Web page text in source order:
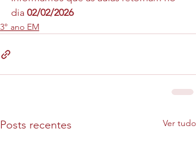
dia 02/02/2026
3° ano EM
Posts recentes Ver tudo